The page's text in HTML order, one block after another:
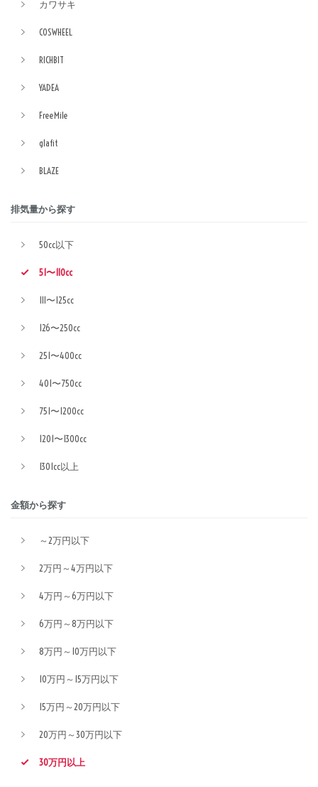
カワサキ
COSWHEEL
RICHBIT
YADEA
FreeMile
glafit
BLAZE
排気量から探す
50cc以下
51〜110cc
111〜125cc
126〜250cc
251〜400cc
401〜750cc
751〜1200cc
1201〜1300cc
1301cc以上
金額から探す
～2万円以下
2万円～4万円以下
4万円～6万円以下
6万円～8万円以下
8万円～10万円以下
10万円～15万円以下
15万円～20万円以下
20万円～30万円以下
30万円以上